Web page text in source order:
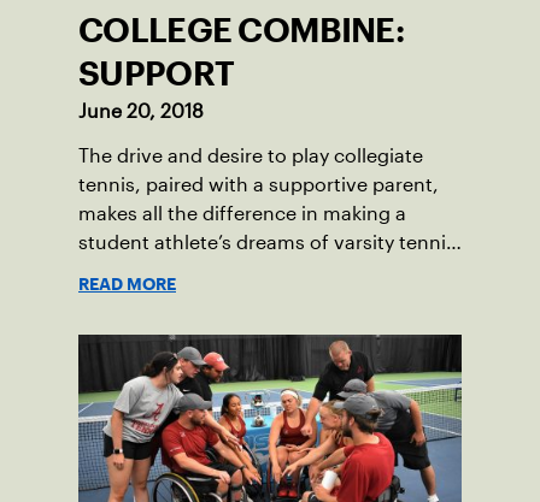
COLLEGE COMBINE:
SUPPORT
June 20, 2018
The drive and desire to play collegiate
tennis, paired with a supportive parent,
makes all the difference in making a
student athlete’s dreams of varsity tennis
READ MORE